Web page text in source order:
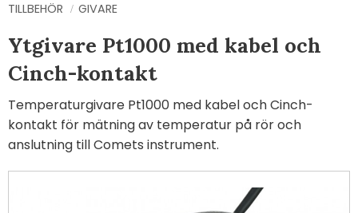
TILLBEHÖR GIVARE
Ytgivare Pt1000 med kabel och
Cinch-kontakt
Temperaturgivare Pt1000 med kabel och Cinch-
kontakt för mätning av temperatur på rör och
anslutning till Comets instrument.